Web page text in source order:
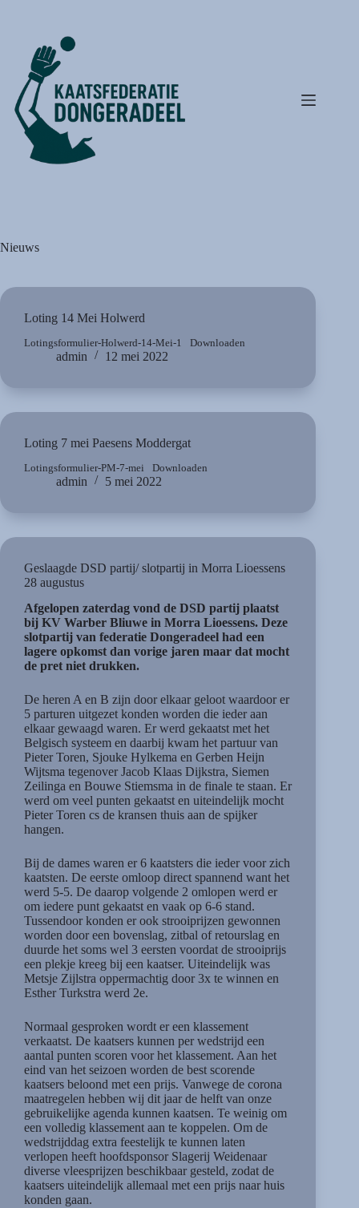
Nieuws
Loting 14 Mei Holwerd
Lotingsformulier-Holwerd-14-Mei-1 Downloaden
admin 12 mei 2022
Loting 7 mei Paesens Moddergat
Lotingsformulier-PM-7-mei Downloaden
admin 5 mei 2022
Geslaagde DSD partij/ slotpartij in Morra Lioessens
28 augustus
Afgelopen zaterdag vond de DSD partij plaatst
bij KV Warber Bliuwe in Morra Lioessens. Deze
slotpartij van federatie Dongeradeel had een
lagere opkomst dan vorige jaren maar dat mocht
de pret niet drukken.
De heren A en B zijn door elkaar geloot waardoor er
5 parturen uitgezet konden worden die ieder aan
elkaar gewaagd waren. Er werd gekaatst met het
Belgisch systeem en daarbij kwam het partuur van
Pieter Toren, Sjouke Hylkema en Gerben Heijn
Wijtsma tegenover Jacob Klaas Dijkstra, Siemen
Zeilinga en Bouwe Stiemsma in de finale te staan. Er
werd om veel punten gekaatst en uiteindelijk mocht
Pieter Toren cs de kransen thuis aan de spijker
hangen.
Bij de dames waren er 6 kaatsters die ieder voor zich
kaatsten. De eerste omloop direct spannend want het
werd 5-5. De daarop volgende 2 omlopen werd er
om iedere punt gekaatst en vaak op 6-6 stand.
Tussendoor konden er ook strooiprijzen gewonnen
worden door een bovenslag, zitbal of retourslag en
duurde het soms wel 3 eersten voordat de strooiprijs
een plekje kreeg bij een kaatser. Uiteindelijk was
Metsje Zijlstra oppermachtig door 3x te winnen en
Esther Turkstra werd 2e.
Normaal gesproken wordt er een klassement
verkaatst. De kaatsers kunnen per wedstrijd een
aantal punten scoren voor het klassement. Aan het
eind van het seizoen worden de best scorende
kaatsers beloond met een prijs. Vanwege de corona
maatregelen hebben wij dit jaar de helft van onze
gebruikelijke agenda kunnen kaatsen. Te weinig om
een volledig klassement aan te koppelen. Om de
wedstrijddag extra feestelijk te kunnen laten
verlopen heeft hoofdsponsor Slagerij Weidenaar
diverse vleesprijzen beschikbaar gesteld, zodat de
kaatsers uiteindelijk allemaal met een prijs naar huis
konden gaan.